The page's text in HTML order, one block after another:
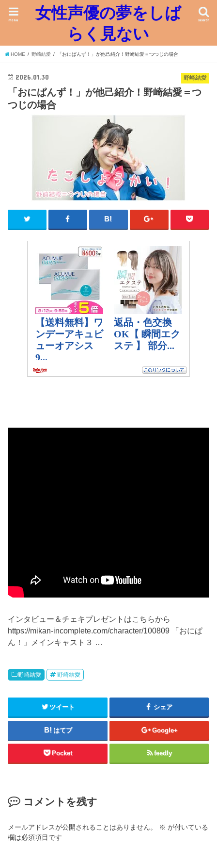
女性声優の夢をしば
らく見ない
search
menu
HOME 野崎結愛 「おにぱんず！」が他己紹介！野崎結愛＝つつじの場合
野崎結愛
2026.01.30
「おにぱんず！」が他己紹介！野崎結愛＝つ
つじの場合
インタビュー＆チェキプレゼントはこちらから
https://mikan-incomplete.com/character/100809 「おにぱ
ん！」メインキャスト３ …
野崎結愛 野崎結愛
ツイート シェア
はてブ Google+
Pocket feedly
コメントを残す
メールアドレスが公開されることはありません。 ※ が付いている
欄は必須項目です